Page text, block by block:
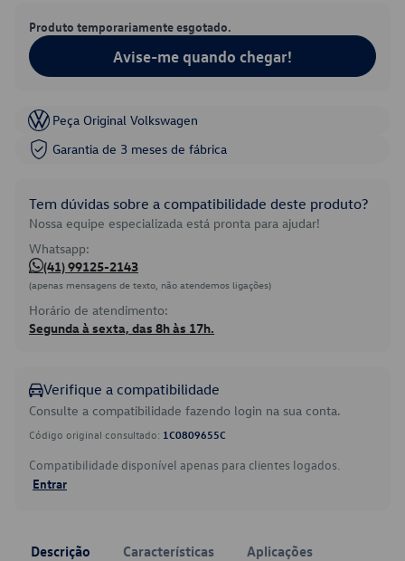
Produto temporariamente esgotado.
Avise-me quando chegar!
Peça Original Volkswagen
Garantia de 3 meses de fábrica
Tem dúvidas sobre a compatibilidade deste produto?
Nossa equipe especializada está pronta para ajudar!
Whatsapp:
(41) 99125-2143
(apenas mensagens de texto, não atendemos ligações)
Horário de atendimento:
Segunda à sexta, das 8h às 17h.
Verifique a compatibilidade
Consulte a compatibilidade fazendo login na sua conta.
Código original consultado: 1C0809655C
Compatibilidade disponível apenas para clientes logados.
Entrar
Descrição Características Aplicações